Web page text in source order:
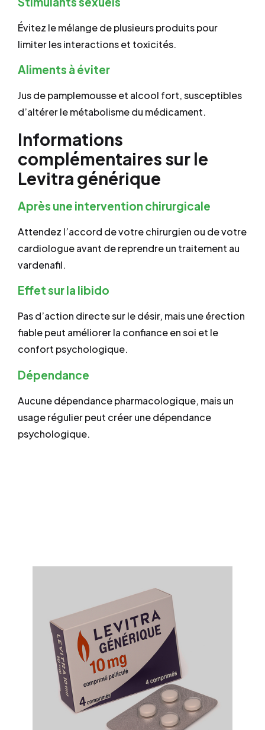
Évitez le mélange de plusieurs produits pour
limiter les interactions et toxicités.
Aliments à éviter
Jus de pamplemousse et alcool fort, susceptibles
d’altérer le métabolisme du médicament.
Informations
complémentaires sur le
Levitra générique
Après une intervention chirurgicale
Attendez l’accord de votre chirurgien ou de votre
cardiologue avant de reprendre un traitement au
vardenafil.
Effet sur la libido
Pas d’action directe sur le désir, mais une érection
fiable peut améliorer la confiance en soi et le
confort psychologique.
Dépendance
Aucune dépendance pharmacologique, mais un
usage régulier peut créer une dépendance
psychologique.